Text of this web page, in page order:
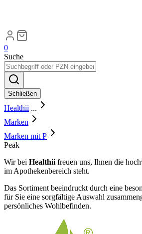
0
Suche
Schließen
Healthii ...
Marken
Marken mit P
Peak
Wir bei Healthii freuen uns, Ihnen die
im Apothekenbereich steht.
Das Sortiment beeindruckt durch eine
für Sie eine sorgfältige Auswahl
persönliches Wohlbefinden.